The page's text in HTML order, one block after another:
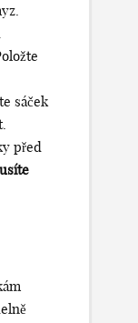
sáček
před